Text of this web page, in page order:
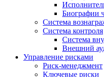
Биографии
Система
Система контроля
Система
Внешний
Управление рисками
Риск-менеджмент
Ключевые риски